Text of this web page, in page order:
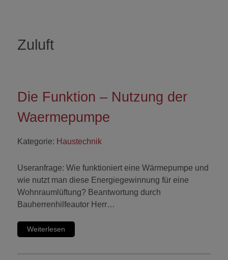
Zuluft
Die Funktion – Nutzung der
Waermepumpe
Kategorie: Haustechnik
Useranfrage: Wie funktioniert eine Wärmepumpe und
wie nutzt man diese Energiegewinnung für eine
Wohnraumlüftung? Beantwortung durch
Bauherrenhilfeautor Herr…
Weiterlesen